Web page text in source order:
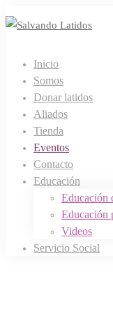
Inicio
Somos
Donar latidos
Aliados
Tienda
Eventos
Contacto
Educación
Educación
Educación
Videos
Servicio Social